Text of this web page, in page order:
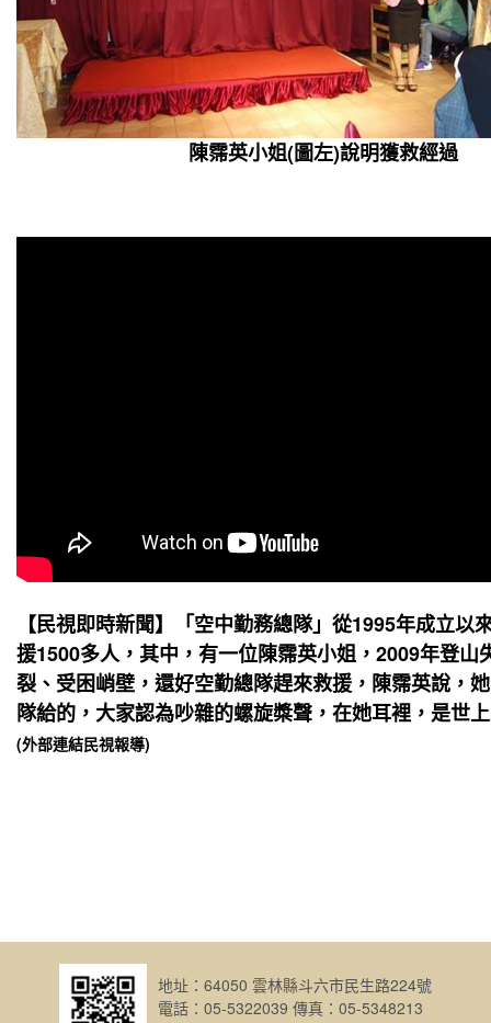
陳霈英小姐(圖左)說明獲救經過
【民視即時新聞】「空中勤務總隊」從1995年成立以
援1500多人，其中，有一位陳霈英小姐，2009年登山
裂、受困峭壁，還好空勤總隊趕來救援，陳霈英說，
隊給的，大家認為吵雜的螺旋槳聲，在她耳裡，是世
(外部連結民視報導)
地址：64050 雲林縣斗六市民生路224號
電話：05-5322039 傳真：05-5348213